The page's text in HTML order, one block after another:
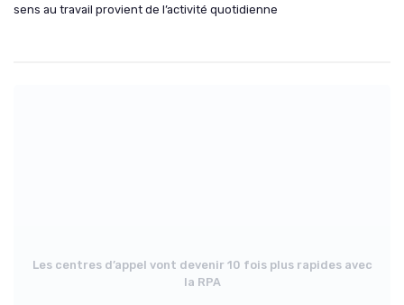
sens au travail provient de l’activité quotidienne
Les centres d’appel vont devenir 10 fois plus rapides avec
la RPA